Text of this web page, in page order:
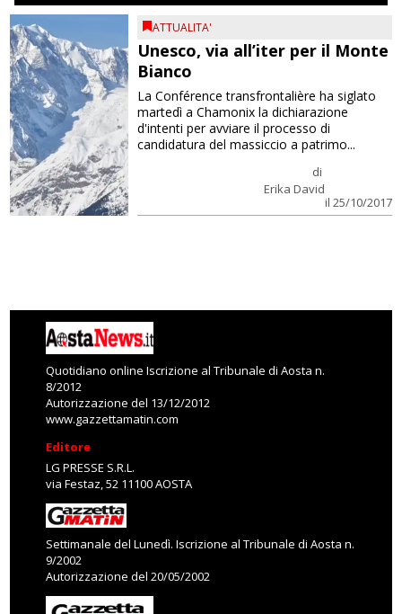
ATTUALITA'
Unesco, via all’iter per il Monte
Bianco
di
Erika David
il 25/10/2017
La Conférence transfrontalière ha siglato
martedì a Chamonix la dichiarazione
d'intenti per avviare il processo di
candidatura del massiccio a patrimo...
Quotidiano online Iscrizione al Tribunale di Aosta n.
8/2012
Autorizzazione del 13/12/2012
www.gazzettamatin.com
Editore
LG PRESSE S.R.L.
via Festaz, 52 11100 AOSTA
Settimanale del Lunedì. Iscrizione al Tribunale di Aosta n.
9/2002
Autorizzazione del 20/05/2002